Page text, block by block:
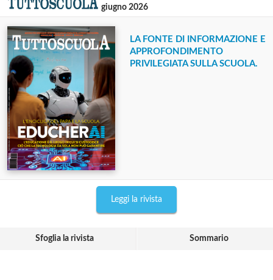
giugno 2026
LA FONTE DI INFORMAZIONE E
APPROFONDIMENTO
PRIVILEGIATA SULLA SCUOLA.
Leggi la rivista
Sfoglia la rivista Sommario